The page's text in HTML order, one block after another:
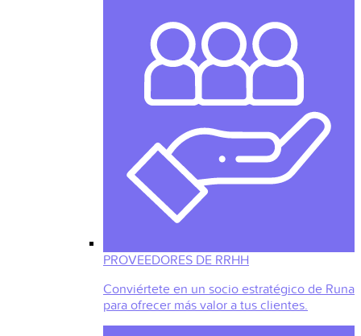
PROVEEDORES DE RRHH
Conviértete en un socio estratégico de Runa
para ofrecer más valor a tus clientes.